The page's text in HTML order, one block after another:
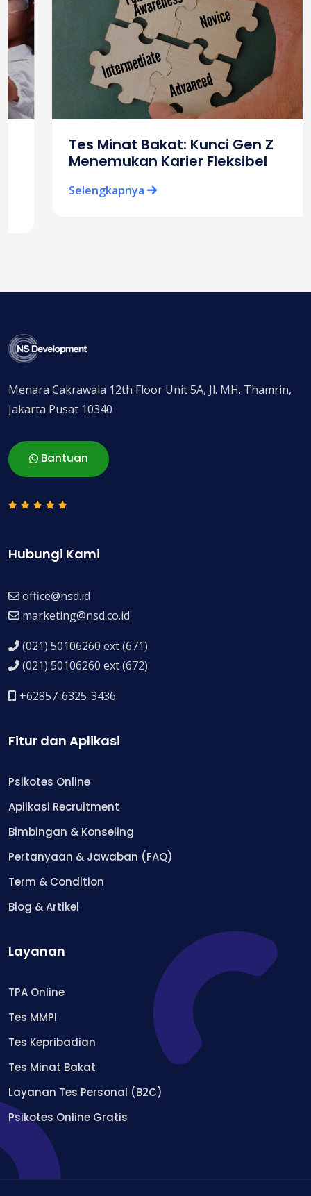
Tes Minat Bakat: Kunci Gen Z
Menemukan Karier Fleksibel
Selengkapnya
Menara Cakrawala 12th Floor Unit 5A, Jl. MH. Thamrin,
Jakarta Pusat 10340
Bantuan
Hubungi Kami
office@nsd.id
marketing@nsd.co.id
(021) 50106260 ext (671)
(021) 50106260 ext (672)
+62857-6325-3436
Fitur dan Aplikasi
Psikotes Online
Aplikasi Recruitment
Bimbingan & Konseling
Pertanyaan & Jawaban (FAQ)
Term & Condition
Blog & Artikel
Layanan
TPA Online
Tes MMPI
Tes Kepribadian
Tes Minat Bakat
Layanan Tes Personal (B2C)
Psikotes Online Gratis